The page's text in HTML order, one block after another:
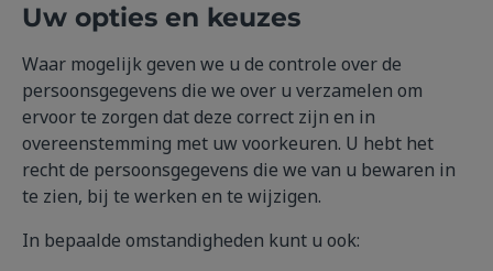
Uw opties en keuzes
Waar mogelijk geven we u de controle over de
persoonsgegevens die we over u verzamelen om
ervoor te zorgen dat deze correct zijn en in
overeenstemming met uw voorkeuren. U hebt het
recht de persoonsgegevens die we van u bewaren in
te zien, bij te werken en te wijzigen.
In bepaalde omstandigheden kunt u ook: